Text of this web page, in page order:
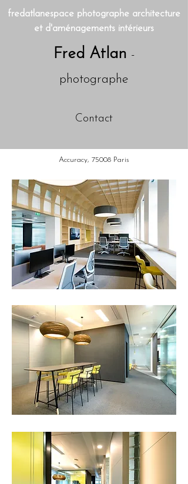
Fred Atlan -
photographe
Contact
fredatlanespace photographe architecture
et d'aménagements intérieurs
Accuracy, 75008 Paris